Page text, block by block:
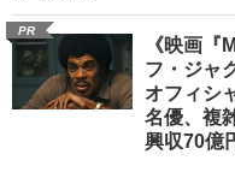
PR
《映画
フ・ジャ
オフィシ
名優、複
興収70億